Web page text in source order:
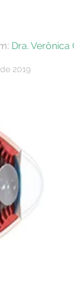
Dra. Verônica
2019